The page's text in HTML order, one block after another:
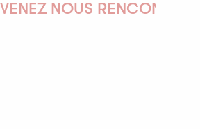
VENEZ NOUS RENCONTRER !